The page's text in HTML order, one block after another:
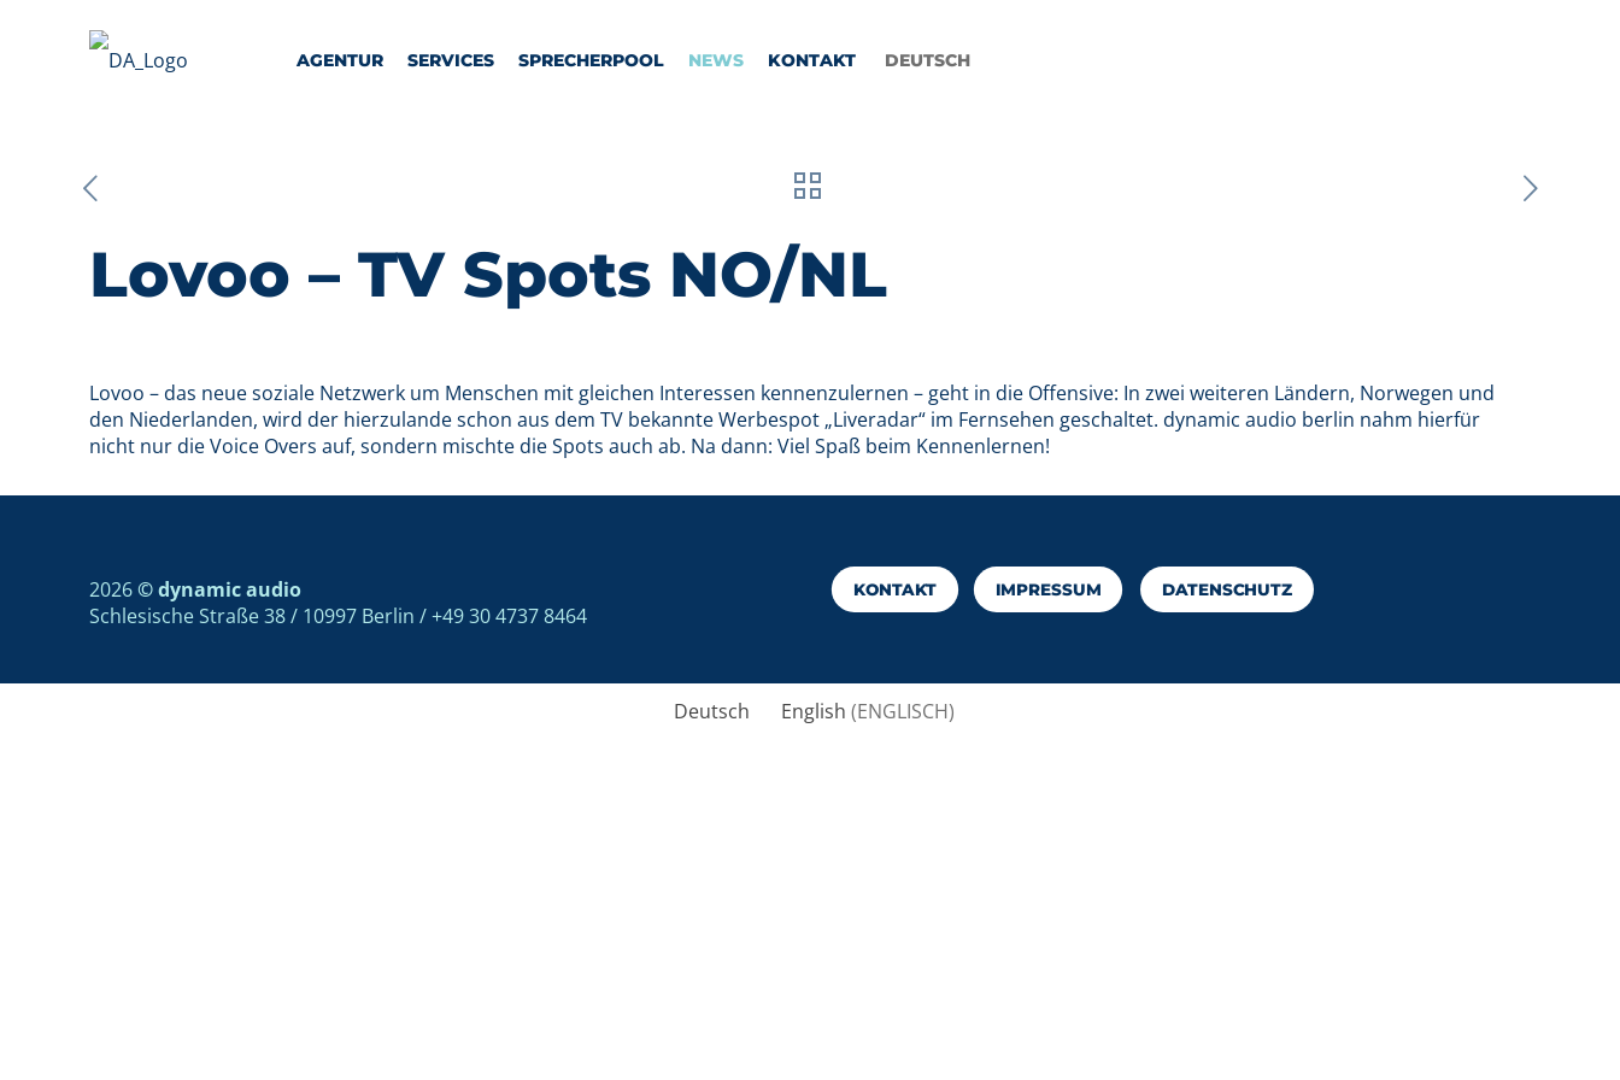
AGENTUR SERVICES SPRECHERPOOL NEWS KONTAKT DEUTSCH
Lovoo – TV Spots NO/NL
Lovoo – das neue soziale Netzwerk um Menschen mit gleichen Interessen kennenzulernen – geht in die Offensive: In zwei weiteren Ländern, Norwegen und
den Niederlanden, wird der hierzulande schon aus dem TV bekannte Werbespot „Liveradar“ im Fernsehen geschaltet. dynamic audio berlin nahm hierfür
nicht nur die Voice Overs auf, sondern mischte die Spots auch ab. Na dann: Viel Spaß beim Kennenlernen!
2026© dynamic audio
Schlesische Straße 38 / 10997 Berlin / +49 30 4737 8464
KONTAKT IMPRESSUM DATENSCHUTZ
Deutsch English (ENGLISCH)